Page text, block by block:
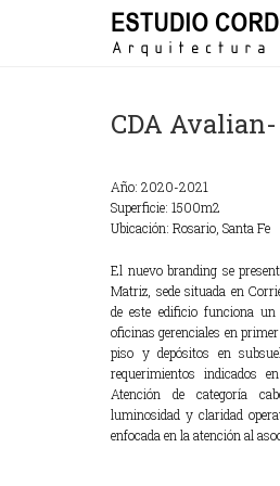
CDA
Año: 2020-2021
Superficie: 1500m2
Ubicación: Rosario, Santa Fe
El nuevo branding se
Matriz, sede situada en
de este edificio funciona
oficinas gerenciales en
piso y depósitos en
requerimientos indicados
Atención de categoría
luminosidad y claridad
enfocada en la atención al